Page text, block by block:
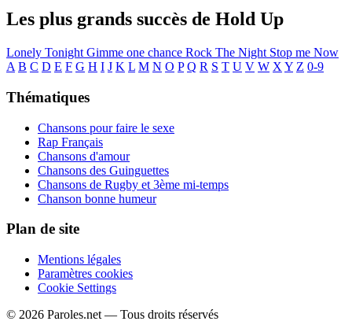
Les plus grands succès de Hold Up
Lonely Tonight Gimme one chance Rock The Night Stop me Now
A B C D E F G H I J K L M N O P Q R S T U V W X Y Z 0-9
Thématiques
Chansons pour faire le sexe
Rap Français
Chansons d'amour
Chansons des Guinguettes
Chansons de Rugby et 3ème mi-temps
Chanson bonne humeur
Plan de site
Mentions légales
Paramètres cookies
Cookie Settings
© 2026 Paroles.net — Tous droits réservés